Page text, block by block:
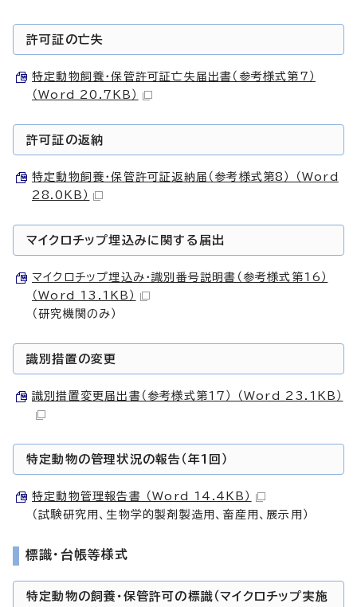
許可証の亡失
特定動物飼養・保管許可証亡失届出書（参考様式第7）
（Word 20.7KB）
許可証の返納
特定動物飼養・保管許可証返納届（参考様式第8） （Word
28.0KB）
マイクロチップ埋込みに関する届出
マイクロチップ埋込み・識別番号説明書（参考様式第16）
（Word 13.1KB）
（研究機関のみ）
識別措置の変更
識別措置変更届出書（参考様式第17） （Word 23.1KB）
特定動物の管理状況の報告（年1回）
特定動物管理報告書 （Word 14.4KB）
（試験研究用、生物学的製剤製造用、畜産用、展示用）
標識・台帳等様式
特定動物の飼養・保管許可の標識（マイクロチップ実施